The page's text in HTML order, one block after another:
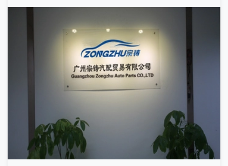
우리가 당신을 위해 제안해서 좋은 서비스:
1.fast 납품, 우리는 부속품의 모든 600의 종류를 위한 충분
2.Disassemble & 임명 훈련
3. 시작할 것이다 1pc를 가진 낮은 MOQ
5. 공기 중단 제품을 위한 공기 중단 제품의 전 범위
6. 항상 당신을 위한 서비스에 기다려 책임있는 파트너
공기 중단 주름을 잡는 기계를 배우고 공기 중단 충격 재건
하기를 위한 훈련소를 설치하십시오.
--2016년 12월
판매 팀은 직업적, 친절한 열성, 경험있는입니다. 그들은 뿐
만 아니라 다만 당신이 주문하기 전에 당신에게 연락하고,
그러나 당신의 상태에 밖으로 발송 후에 attenstion를 더
우리는 모두 우리의 정직에 있는 서비스를 제공하고 우수
를 위해 헌신적인 서비스, 혁신 기업에 있는 지도자가 되기